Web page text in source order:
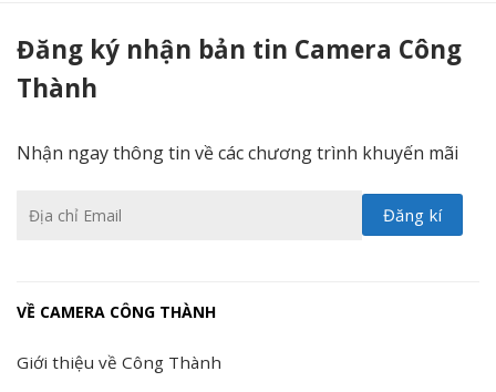
Đăng ký nhận bản tin Camera Công
Thành
Nhận ngay thông tin về các chương trình khuyến mãi
VỀ CAMERA CÔNG THÀNH
Giới thiệu về Công Thành